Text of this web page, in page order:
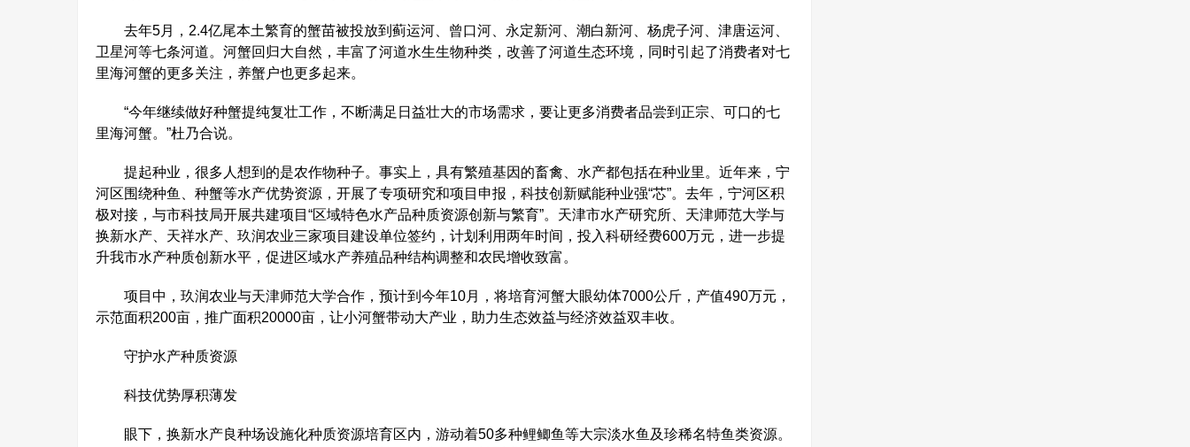
去年5月，2.4亿尾本土繁育的蟹苗被投放到蓟运河、曾口河、永定新河、潮白新河、杨虎子河、津唐运河、
卫星河等七条河道。河蟹回归大自然，丰富了河道水生生物种类，改善了河道生态环境，同时引起了消费者对七
里海河蟹的更多关注，养蟹户也更多起来。
“今年继续做好种蟹提纯复壮工作，不断满足日益壮大的市场需求，要让更多消费者品尝到正宗、可口的七
里海河蟹。”杜乃合说。
提起种业，很多人想到的是农作物种子。事实上，具有繁殖基因的畜禽、水产都包括在种业里。近年来，宁
河区围绕种鱼、种蟹等水产优势资源，开展了专项研究和项目申报，科技创新赋能种业强“芯”。去年，宁河区积
极对接，与市科技局开展共建项目“区域特色水产品种质资源创新与繁育”。天津市水产研究所、天津师范大学与
换新水产、天祥水产、玖润农业三家项目建设单位签约，计划利用两年时间，投入科研经费600万元，进一步提
升我市水产种质创新水平，促进区域水产养殖品种结构调整和农民增收致富。
项目中，玖润农业与天津师范大学合作，预计到今年10月，将培育河蟹大眼幼体7000公斤，产值490万元，
示范面积200亩，推广面积20000亩，让小河蟹带动大产业，助力生态效益与经济效益双丰收。
守护水产种质资源
科技优势厚积薄发
眼下，换新水产良种场设施化种质资源培育区内，游动着50多种鲤鲫鱼等大宗淡水鱼及珍稀名特鱼类资源。